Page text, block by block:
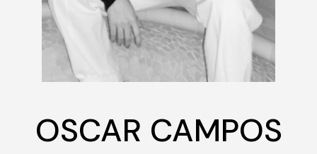
OSCAR CAMPOS